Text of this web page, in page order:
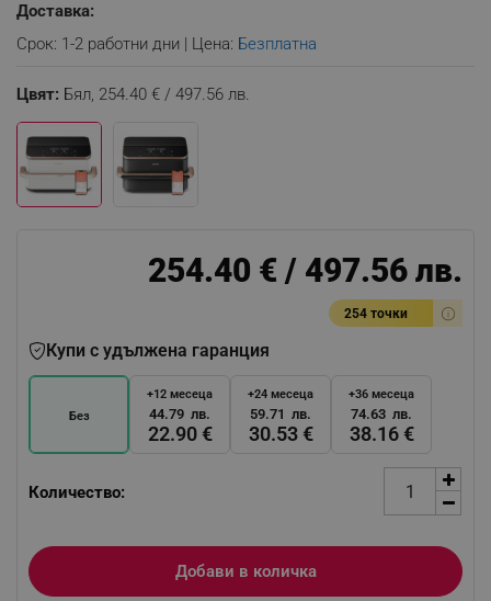
Доставка:
Срок: 1-2 работни дни | Цена: Безплатна
Цвят: Бял, 254.40 € / 497.56 лв.
254.40 € / 497.56 лв.
254 точки
Купи с удължена гаранция
Без
+12 месеца
22.90 €
44.79 лв.
+24 месеца
30.53 €
59.71 лв.
+36 месеца
38.16 €
74.63 лв.
Количество:
Добави в количка